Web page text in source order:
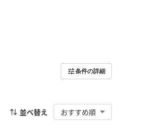
条件の詳細
並べ替え おすすめ順